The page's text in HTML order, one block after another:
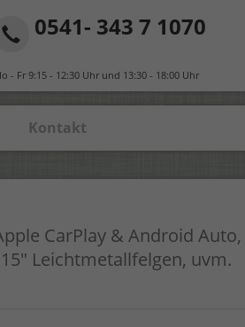
0541- 343 7 1070
- Fr 9:15 - 12:30 Uhr und 13:30 - 18:00 Uhr
Kontakt
CarPlay & Android Auto,
Leichtmetallfelgen, uvm.